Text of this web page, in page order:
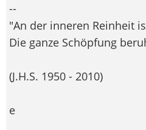
--
"An der inneren Reinheit
Die ganze Schöpfung
(J.H.S. 1950 - 2010)
e